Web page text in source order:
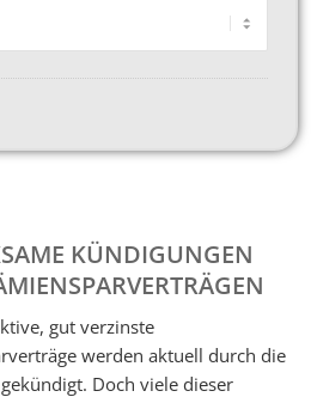
KÜNDIGUNGEN
gut verzinste
werden aktuell durch die
Doch viele dieser